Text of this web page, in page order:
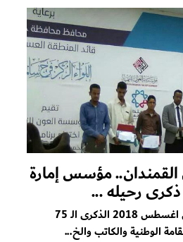
مؤسس إمارة
ذكرى رحيله ...
تهل علينا بتاريخ الأول من اغسطس 2018 الذكرى الـ 75
الوطنية والكاتب والخ...